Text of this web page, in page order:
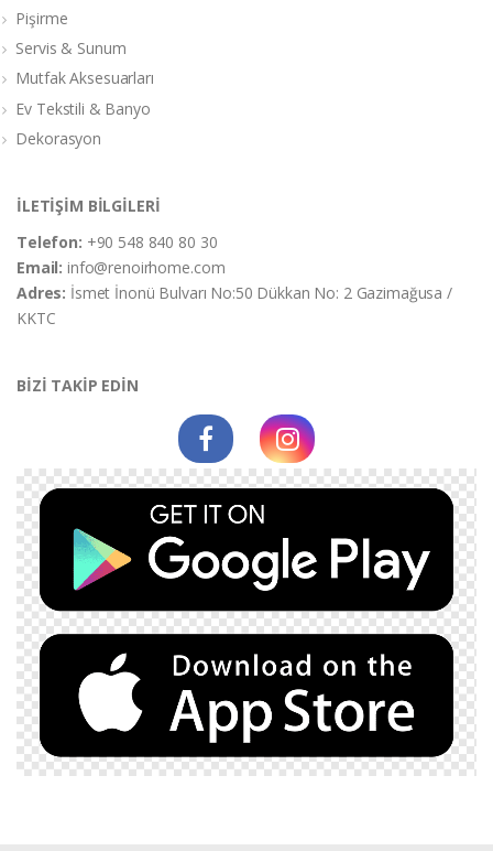
Pişirme
Servis & Sunum
Mutfak Aksesuarları
Ev Tekstili & Banyo
Dekorasyon
İLETİŞİM BİLGİLERİ
Telefon: +90 548 840 80 30
Email:info@renoirhome.com
Adres: İsmet İnonü Bulvarı No:50 Dükkan No: 2 Gazimağusa /
KKTC
BİZİ TAKİP EDİN